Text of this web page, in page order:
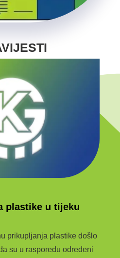
plastike u tijeku
prikupljanja plastike došlo
su u rasporedu određeni